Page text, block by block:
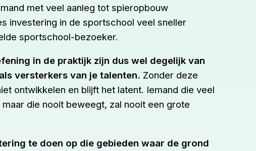
met veel aanleg tot spieropbouw
investering in de sportschool veel sneller
sportschool-bezoeker.
in de praktijk zijn dus wel degelijk van
versterkers van je talenten. Zonder deze
ontwikkelen en blijft het latent. Iemand die veel
die nooit beweegt, zal nooit een grote
te doen op die gebieden waar de grond